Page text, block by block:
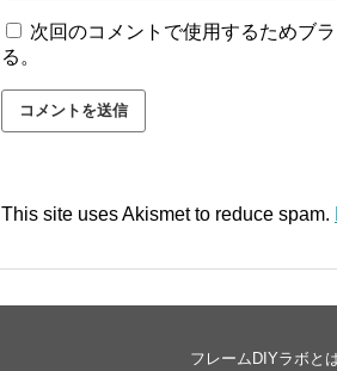
次回のコメントで使用するためブ
る。
This site uses Akismet to reduce spam.
フレームDIYラボと